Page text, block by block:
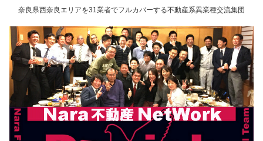
奈良県西奈良エリアを31業者でフルカバーする不動産系異業種交流集団